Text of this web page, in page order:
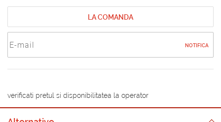
LA COMANDA
NOTIFICA
verificati pretul si disponibilitatea la operator